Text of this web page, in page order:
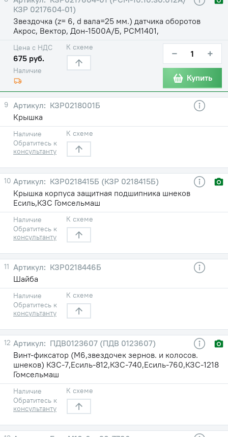
КЗР 0217604-01)
Звездочка (z= 6, d вала=25 мм.) датчика оборотов
Акрос, Вектор, Дон-1500А/Б, РСМ1401,
Наличие
Цена с НДС
675 руб.
К схеме − +
Купить
9
КЗР0218001Б
Крышка
Наличие
Обратитесь к
консультанту
К схеме
10
КЗР0218415Б (КЗР 0218415Б)
Крышка корпуса защитная подшипника шнеков
Есиль,КЗС Гомсельмаш
Наличие
Обратитесь к
консультанту
К схеме
11
КЗР0218446Б
Шайба
Наличие
Обратитесь к
консультанту
К схеме
12
ПДВ0123607 (ПДВ 0123607)
Винт-фиксатор (М6,звездочек зернов. и колосов.
шнеков) КЗС-7,Есиль-812,КЗС-740,Есиль-760,КЗС-1218
Гомсельмаш
Наличие
Обратитесь к
консультанту
К схеме